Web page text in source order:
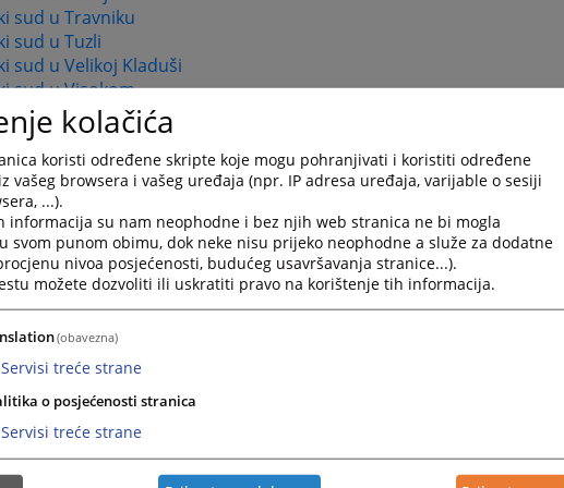
sud u Travniku
sud u Tuzli
sud u Velikoj Kladuši
sud u Visokom
sud u Zavidovićima
sud u Zenici
sud u Žepču
sud u Živinicama
Republici Srpskoj
sud Republike Srpske
sudovi
u Banja Luci
sud u Bijeljini
u Doboju
sud u Istočnom Sarajevu
sud u Trebinju
sudovi
kolačića
koristi određene skripte koje mogu pohranjivati i koristiti određene
vašeg browsera i vašeg uređaja (npr. IP adresa uređaja, varijable o sesiji
...).
informacija su nam neophodne i bez njih web stranica ne bi mogla
svom punom obimu, dok neke nisu prijeko neophodne a služe za dodatne
nivoa posjećenosti, budućeg usavršavanja stranice...).
možete dozvoliti ili uskratiti pravo na korištenje tih informacija.
(obavezna)
Servisi treće strane
o posjećenosti stranica
Servisi treće strane